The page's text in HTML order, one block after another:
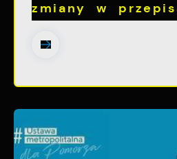
zmiany w